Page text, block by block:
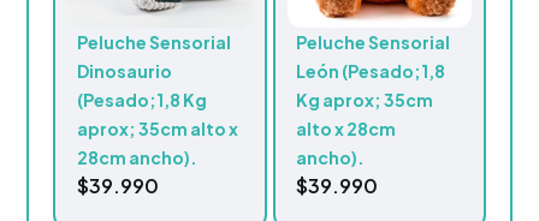
Peluche Sensorial
Dinosaurio
(Pesado;1,8 Kg
aprox; 35cm alto x
28cm ancho).
$39.990
Peluche Sensorial
León (Pesado;1,8
Kg aprox; 35cm
alto x 28cm
ancho).
$39.990